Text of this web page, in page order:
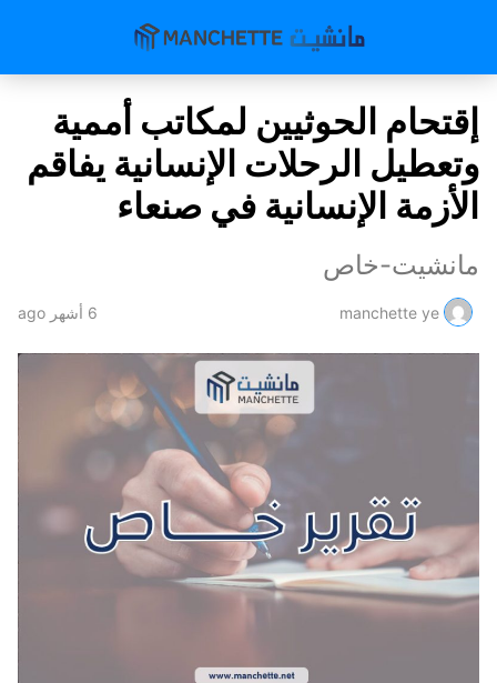
إقتحام الحوثيين لمكاتب أممية
وتعطيل الرحلات الإنسانية يفاقم
الأزمة الإنسانية في صنعاء
مانشيت-خاص
manchette ye 6 أشهر ago